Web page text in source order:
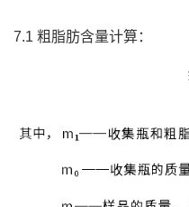
7.1 粗脂肪含量计算：